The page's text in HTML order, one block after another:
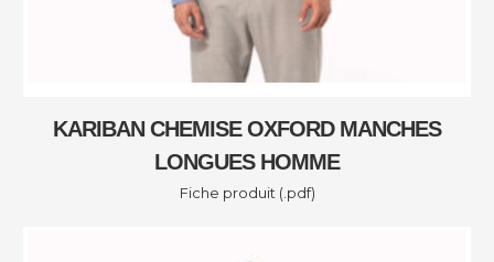
KARIBAN CHEMISE OXFORD MANCHES
LONGUES HOMME
Fiche produit (.pdf)